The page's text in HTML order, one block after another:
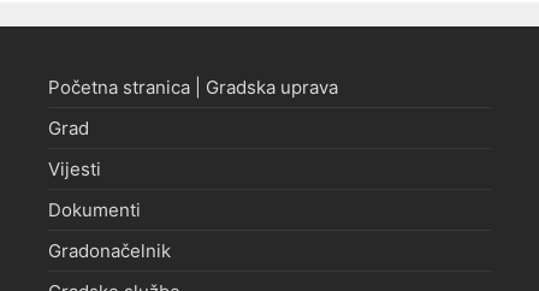
Početna stranica | Gradska uprava
Grad
Vijesti
Dokumenti
Gradonačelnik